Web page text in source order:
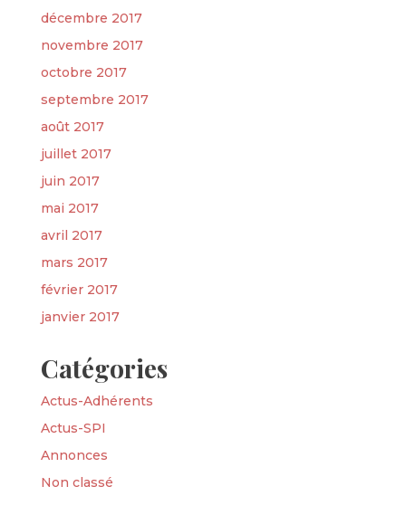
décembre 2017
novembre 2017
octobre 2017
septembre 2017
août 2017
juillet 2017
juin 2017
mai 2017
avril 2017
mars 2017
février 2017
janvier 2017
Catégories
Actus-Adhérents
Actus-SPI
Annonces
Non classé